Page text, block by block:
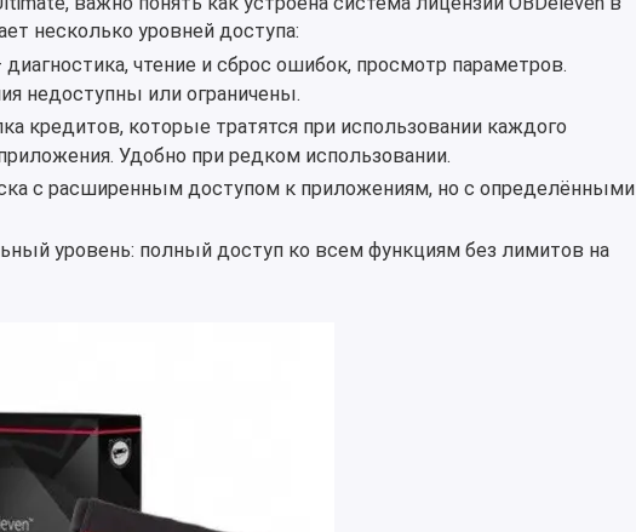
несколько уровней доступа:
чтение и сброс ошибок, просмотр параметров.
недоступны или ограничены.
кредитов, которые тратятся при использовании каждого
Удобно при редком использовании.
с расширенным доступом к приложениям, но с определёнными
уровень: полный доступ ко всем функциям без лимитов на